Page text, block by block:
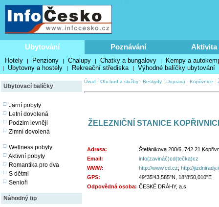
Ubytování Poznávání Aktivita
Hotely | Penziony | Chalupy | Chatky a bungalovy | Kempy a
| Ubytovny a hostely | Rekreační střediska | Výhodné balíčky ubytování
Ubytovací balíčky
Jarní pobyty
Letní dovolená
Podzim levněji
Zimní dovolená
Wellness pobyty
Aktivní pobyty
Romantika pro dva
S dětmi
Senioři
Náhodný tip
Úvod - Obchod a služby - Beskydy - Doprava - Kopřivnice -
ŽELEZNIČNÍ STANICE
Adresa:
Štefánikova 200/6, 742 21
Email:
info(zavináč)cd(tečka)cz
WWW:
http://www.cd.cz; http://
GPS:
49°35'43,585"N, 18°8'50,010"E
Odpovědná osoba: ČESKÉ DRÁHY, a.s.